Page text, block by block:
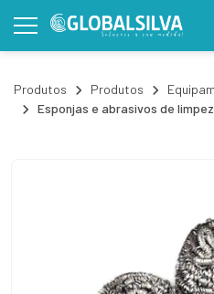
Produtos Produtos
Esponjas e abrasivos de